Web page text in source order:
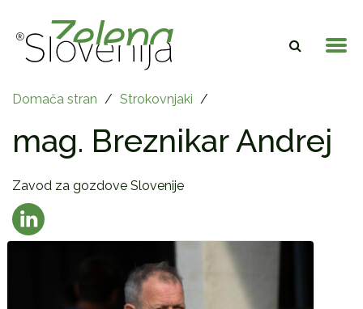
Domača stran / Strokovnjaki /
mag. Breznikar Andrej
Zavod za gozdove Slovenije